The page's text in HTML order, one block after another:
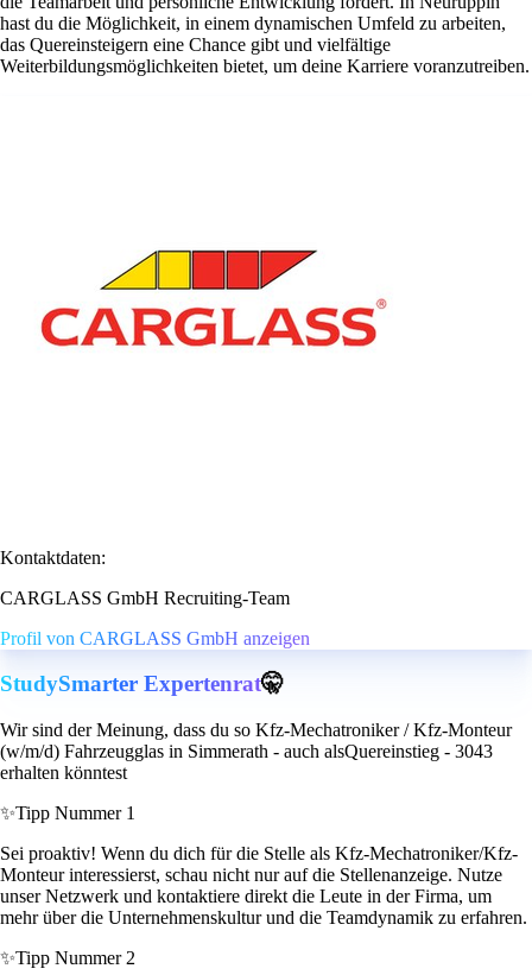
hast du die Möglichkeit, in einem dynamischen Umfeld zu arbeiten,
das Quereinsteigern eine Chance gibt und vielfältige
Weiterbildungsmöglichkeiten bietet, um deine Karriere voranzutreiben.
Kontaktdaten:
CARGLASS GmbH Recruiting-Team
Profil von CARGLASS GmbH anzeigen
StudySmarter Expertenrat🤫
Wir sind der Meinung, dass du so Kfz-Mechatroniker / Kfz-Monteur
(w/m/d) Fahrzeugglas in Simmerath - auch alsQuereinstieg - 3043
erhalten könntest
✨Tipp Nummer 1
Sei proaktiv! Wenn du dich für die Stelle als Kfz-Mechatroniker/Kfz-
Monteur interessierst, schau nicht nur auf die Stellenanzeige. Nutze
unser Netzwerk und kontaktiere direkt die Leute in der Firma, um
mehr über die Unternehmenskultur und die Teamdynamik zu erfahren.
✨Tipp Nummer 2